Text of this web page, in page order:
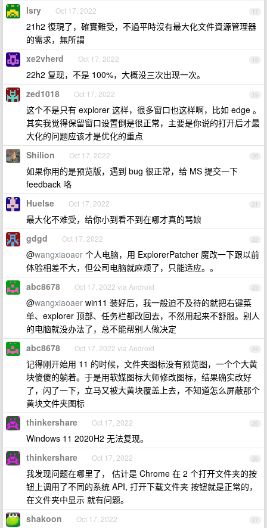
17
lsry Oct 17, 2022
21h2 復現了，確實難受，不過平時沒有最大化文件資源管理器
的需求，無所謂
18
xe2vherd Oct 17, 2022
22h2 复现，不是 100%，大概没三次出现一次。
19
zed1018 Oct 17, 2022
这个不是只有 explorer 这样，很多窗口也这样啊，比如 edge 。
其实我觉得保留窗口设置倒是很正常，主要是你说的打开后才最
大化的问题应该才是优化的重点
20
Shilion Oct 17, 2022
如果你用的是预览版，遇到 bug 很正常，给 MS 提交一下
feedback 咯
21
Huelse Oct 17, 2022
最大化不难受，给你小到看不到在哪才真的骂娘
22
gdgd Oct 17, 2022
@wangxiaoaer 个人电脑，用 ExplorerPatcher 魔改一下跟以前
体验相差不大，但公司电脑就麻烦了，只能适应。。
23
abc8678 Oct 17, 2022 via Android
@wangxiaoaer win11 装好后，我一般迫不及待的就把右键菜
单、explorer 顶部、任务栏都改回去，不然用起来不舒服。别人
的电脑就没办法了，总不能帮别人做决定
24
abc8678 Oct 17, 2022 via Android
记得刚开始用 11 的时候，文件夹图标没有预览图，一个个大黄
块傻傻的躺着。于是用软媒图标大师修改图标，结果确实改好
了，闪了一下，立马又被大黄块覆盖上去，不知道怎么屏蔽那个
黄块文件夹图标
25
thinkershare Oct 17, 2022
Windows 11 2020H2 无法复现。
26
thinkershare Oct 17, 2022
我发现问题在哪里了， 估计是 Chrome 在 2 个打开文件夹的按
钮上调用了不同的系统 API, 打开下载文件夹 按钮就是正常的，
在文件夹中显示 就有问题。
27
shakoon Oct 17, 2022